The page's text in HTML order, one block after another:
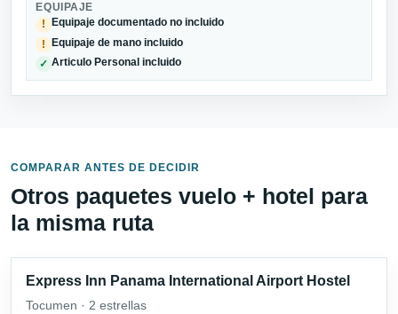
EQUIPAJE
!
Equipaje documentado no incluido
! Equipaje de mano incluido
✓ Articulo Personal incluido
COMPARAR ANTES DE DECIDIR
Otros paquetes vuelo + hotel para
la misma ruta
Express Inn Panama International Airport Hostel
Tocumen · 2 estrellas